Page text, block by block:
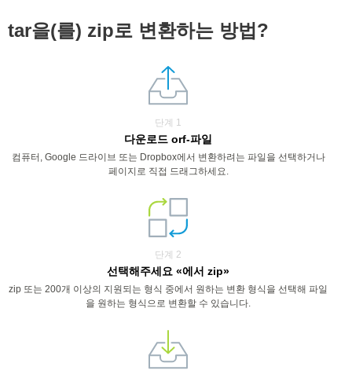
tar을(를) zip로 변환하는 방법?
단계 1
다운로드 orf-파일
컴퓨터, Google 드라이브 또는 Dropbox에서 변환하려는 파일을 선택하거나
페이지로 직접 드래그하세요.
단계 2
선택해주세요 «에서 zip»
zip 또는 200개 이상의 지원되는 형식 중에서 원하는 변환 형식을 선택해 파일
을 원하는 형식으로 변환할 수 있습니다.